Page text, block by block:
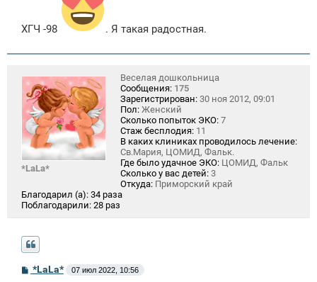
ХГЧ -98 . Я такая радостная.
*LaLa*
Веселая дошкольница
Сообщения: 175
Зарегистрирован: 30 ноя 2012, 09:01
Пол: Женский
Сколько попыток ЭКО: 7
Стаж бесплодия: 11
В каких клиниках проводилось лечение:
Св.Мария, ЦОМИД, Фальк.
Где было удачное ЭКО: ЦОМИД, Фальк
Сколько у вас детей: 3
Откуда: Приморский край
Благодарил (а): 34 раза
Поблагодарили: 28 раз
С*LaLa* 07 июл 2022, 10:56